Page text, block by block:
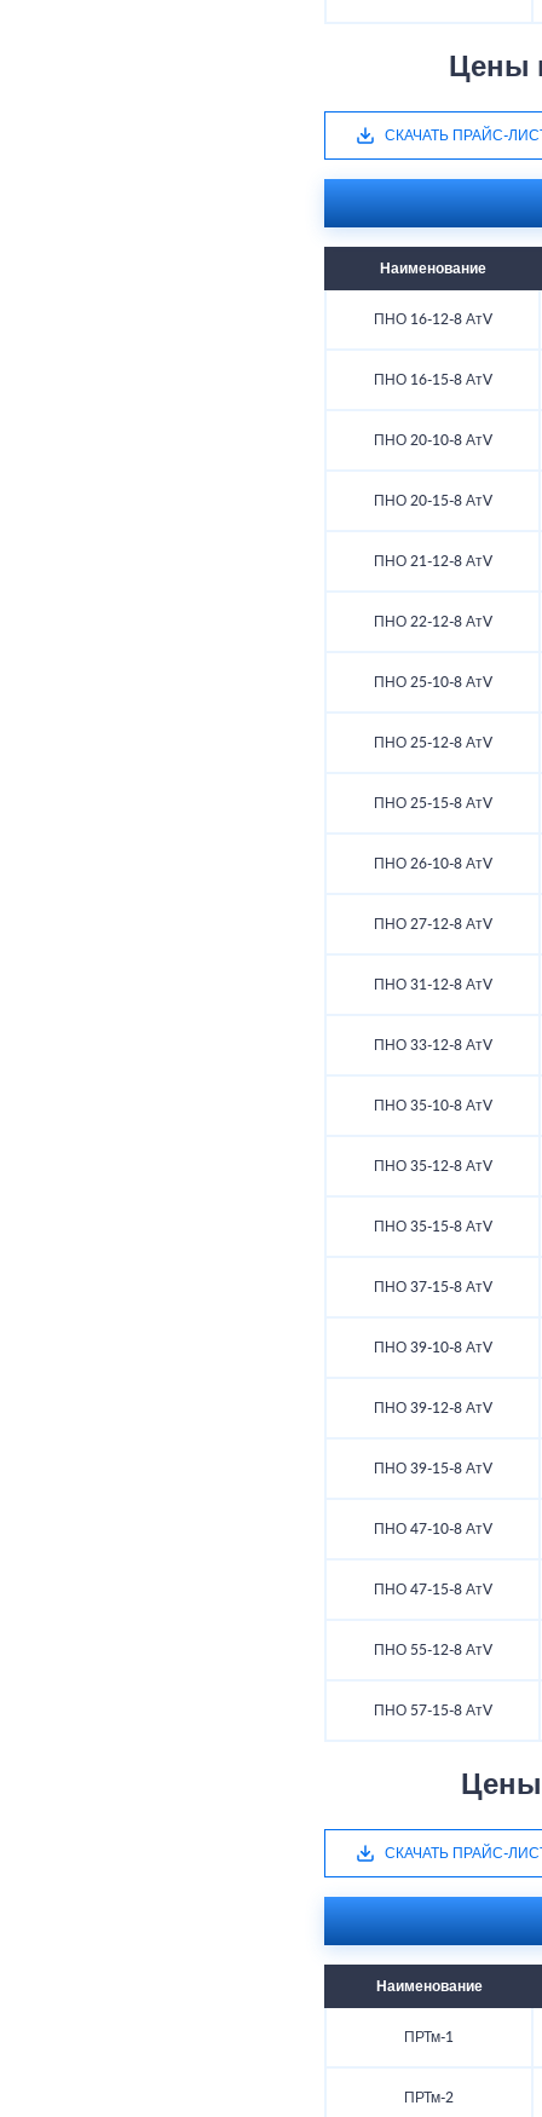
Цены
СКАЧАТЬ ПРАЙС-
Наименование
ПНО 16-12-8 АтV
ПНО 16-15-8 АтV
ПНО 20-10-8 АтV
ПНО 20-15-8 АтV
ПНО 21-12-8 АтV
ПНО 22-12-8 АтV
ПНО 25-10-8 АтV
ПНО 25-12-8 АтV
ПНО 25-15-8 АтV
ПНО 26-10-8 АтV
ПНО 27-12-8 АтV
ПНО 31-12-8 АтV
ПНО 33-12-8 АтV
ПНО 35-10-8 АтV
ПНО 35-12-8 АтV
ПНО 35-15-8 АтV
ПНО 37-15-8 АтV
ПНО 39-10-8 АтV
ПНО 39-12-8 АтV
ПНО 39-15-8 АтV
ПНО 47-10-8 АтV
ПНО 47-15-8 АтV
ПНО 55-12-8 АтV
ПНО 57-15-8 АтV
СКАЧАТЬ ПРАЙС-
Наименование
ПРТм-1
ПРТм-2